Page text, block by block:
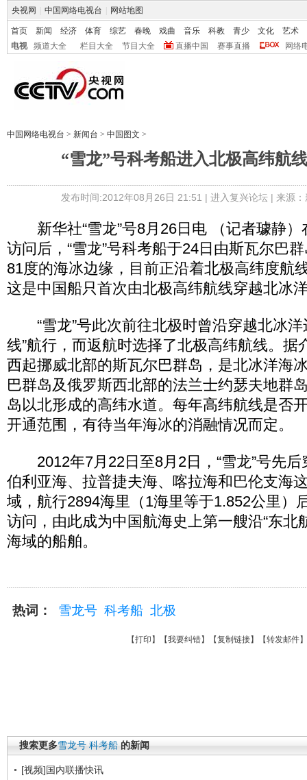
央视网 中国网络电视台 网站地图
首页 新闻 经济 体育 综艺 春晚 戏曲 音乐 科教 青少 文化
艺术
电视
频道大全 栏目大全 节目大全 直播中国 赛事直播 网络
中国网络电视台 > 新闻台 > 中国图文 >
“雪龙”号科考船进入北极高纬航
发布时间:2012年08月26日 21:51 | 进入复兴论坛| 来源
新华社“雪龙”号8月26日电 （记者璩静）
访问后，“雪龙”号科考船于24日由斯瓦尔巴
81度的海冰边缘，目前正沿着北极高纬度航
这是中国船只首次由北极高纬航线穿越北冰
“雪龙”号此次前往北极时曾沿穿越北冰洋
线”航行，而返航时选择了北极高纬航线。据
西起挪威北部的斯瓦尔巴群岛，是北冰洋海
巴群岛及俄罗斯西北部的法兰士约瑟夫地群
岛以北形成的高纬水道。每年高纬航线是否
开通范围，有待当年海冰的消融情况而定。
2012年7月22日至8月2日，“雪龙”号先后
伯利亚海、拉普捷夫海、喀拉海和巴伦支海
域，航行2894海里（1海里等于1.852公里）
访问，由此成为中国航海史上第一艘沿“东北
海域的船舶。
热词： 雪龙号 科考船 北极
【打印 】【我要纠错】【复制链接】【转发邮件
搜索更多雪龙号 科考船 的新闻
[视频]国内联播快讯